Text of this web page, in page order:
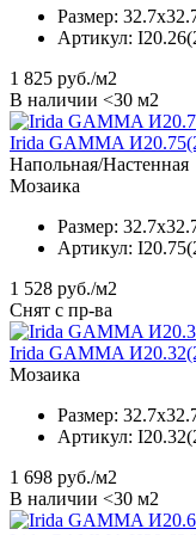
Размер:
Артикул:
1 825 руб./м2
В наличии <30 м2
Irida GAMMA
Напольная/Настенная
Мозаика
Размер:
Артикул:
1 528 руб./м2
Снят с пр-ва
Irida GAMMA
Мозаика
Размер:
Артикул:
1 698 руб./м2
В наличии <30 м2